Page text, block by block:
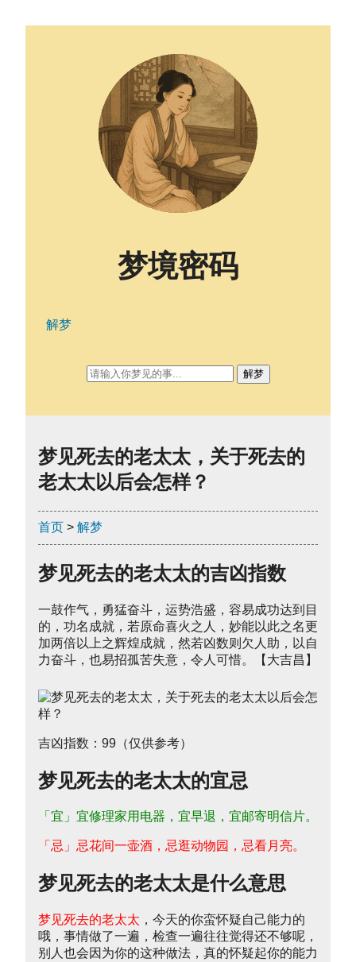
梦见死去的老太太，关于死去的
老太太以后会怎样？
首页 > 解梦
梦见死去的老太太的吉凶指数
一鼓作气，勇猛奋斗，运势浩盛，容易成功达到目
的，功名成就，若原命喜火之人，妙能以此之名更
加两倍以上之辉煌成就，然若凶数则欠人助，以自
力奋斗，也易招孤苦失意，令人可惜。【大吉昌】
吉凶指数：99（仅供参考）
梦见死去的老太太的宜忌
「宜」宜修理家用电器，宜早退，宜邮寄明信片。
「忌」忌花间一壶酒，忌逛动物园，忌看月亮。
梦见死去的老太太是什么意思
梦见死去的老太太 ，今天的你蛮怀疑自己能力的
哦，事情做了一遍，检查一遍往往觉得还不够呢，
别人也会因为你的这种做法，真的怀疑起你的能力
梦境密码
解梦
解梦